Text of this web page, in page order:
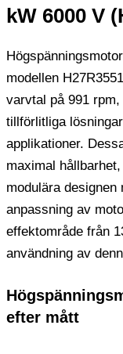
kW 6000 V
modellen
varvtal på 991
tillförlitliga
applikationer.
maximal
modulära
anpassning av
effektområde från
användning av
efter mått